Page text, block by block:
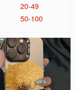
20-49
50-100